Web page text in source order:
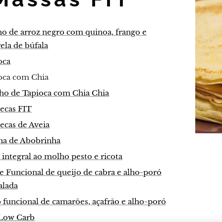
de arroz negro com quinoa, frango e
de búfala
com Chia
de Tapioca com Chia Chia
FIT
de Aveia
de Abobrinha
integral ao molho pesto e ricota
Funcional de queijo de cabra e alho-poró
funcional de camarões, açafrão e alho-poró
Carb